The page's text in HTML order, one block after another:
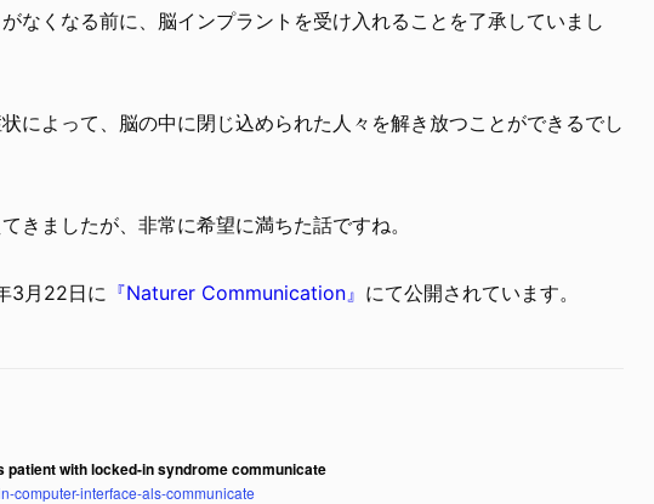
なくなる前に、脳インプラントを受け入れることを了承していまし
によって、脳の中に閉じ込められた人々を解き放つことができるでし
きましたが、非常に希望に満ちた話ですね。
3月22日に 『Naturer Communication』 にて公開されています。
with locked-in syndrome communicate
computer-interface-als-communicate